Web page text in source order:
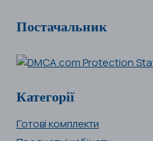
Постачальник
Категорії
Готові комплекти